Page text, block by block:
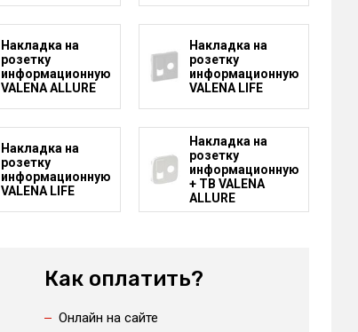
Накладка на
розетку
информационную
VALENA ALLURE
Накладка на
розетку
информационную
VALENA LIFE
Накладка на
розетку
информационную
VALENA LIFE
Накладка на
розетку
информационную
+ ТВ VALENA
ALLURE
Как оплатить?
Онлайн на сайте